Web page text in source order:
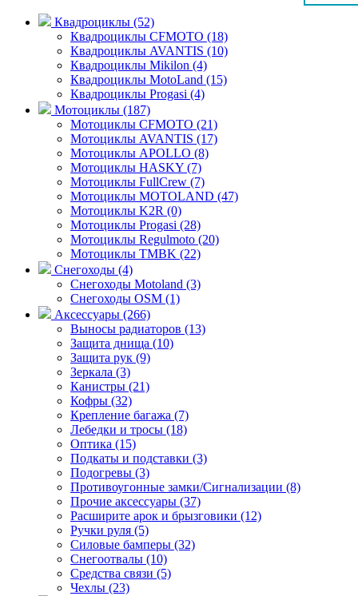
Квадроциклы (52)
Квадроциклы CFMOTO (18)
Квадроциклы AVANTIS (10)
Квадроциклы Mikilon (4)
Квадроциклы MotoLand (15)
Квадроциклы Progasi (4)
Мотоциклы (187)
Мотоциклы CFMOTO (21)
Мотоциклы AVANTIS (17)
Мотоциклы APOLLO (8)
Мотоциклы HASKY (7)
Мотоциклы FullCrew (7)
Мотоциклы MOTOLAND (47)
Мотоциклы K2R (0)
Мотоциклы Progasi (28)
Мотоциклы Regulmoto (20)
Мотоциклы TMBK (22)
Снегоходы (4)
Снегоходы Motoland (3)
Снегоходы OSM (1)
Аксессуары (266)
Выносы радиаторов (13)
Защита днища (10)
Защита рук (9)
Зеркала (3)
Канистры (21)
Кофры (32)
Крепление багажа (7)
Лебедки и тросы (18)
Оптика (15)
Подкаты и подставки (3)
Подогревы (3)
Противоугонные замки/Сигнализации (8)
Прочие аксессуары (37)
Расширите арок и брызговики (12)
Ручки руля (5)
Силовые бамперы (32)
Снегоотвалы (10)
Средства связи (5)
Чехлы (23)